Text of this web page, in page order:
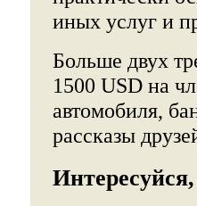
иных услуг и
Больше двух
1500 USD на
автомобиля,
рассказы